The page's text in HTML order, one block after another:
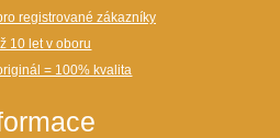
registrované zákazníky
10 let v oboru
= 100% kvalita